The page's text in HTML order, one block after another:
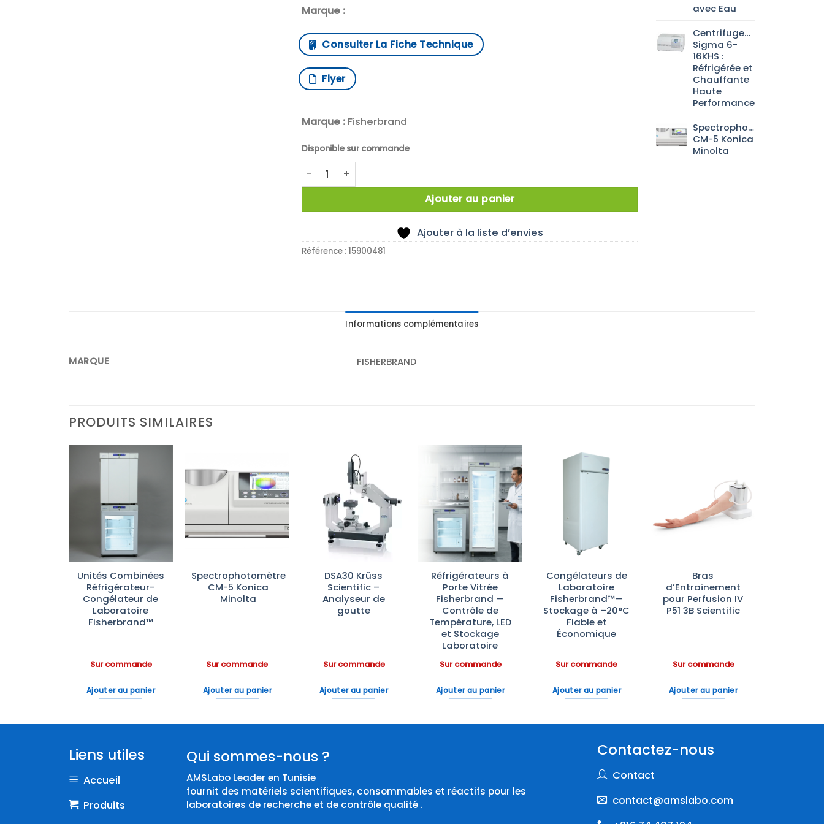
Marque :
Consulter La Fiche Technique
Flyer
Marque :Fisherbrand
Disponible sur commande
quantité de X100 Tubes 2 ml, billes d'oxyde de zirconium stabi
Ajouter au panier
Ajouter à la liste d’envies
Référence :15900481
avec Eau
Centrifugeuse
Sigma 6-
16KHS :
Réfrigérée et
Chauffante
Haute
Performance
Spectrophotomètre
CM-5 Konica
Minolta
Informations complémentaires
MARQUE FISHERBRAND
PRODUITS SIMILAIRES
Ajouter
à la liste
Unités Combinées
Réfrigérateur-
Congélateur de
Laboratoire
Fisherbrand™
Sur commande
Ajouter au panier
Ajouter
Spectrophotomètre
CM-5 Konica
Minolta
Sur commande
Ajouter au panier
Ajouter
à la liste
d’envies
DSA30 Krüss
Scientific –
Analyseur de
goutte
Sur commande
Ajouter au panier
Ajouter
à la liste
d’envies
Réfrigérateurs à
Porte Vitrée
Fisherbrand —
Contrôle de
Température, LED
et Stockage
Laboratoire
Sur commande
Ajouter au panier
Congélateurs de
Laboratoire
Fisherbrand™—
Stockage à –20°C
Fiable et
Économique
Sur commande
Ajouter au panier
Ajouter
à la liste
d’envies
Bras
d’Entraînement
pour Perfusion IV
P51 3B Scientific
Sur commande
Ajouter au panier
Liens utiles
Accueil
Produits
Qui sommes-nous ?
AMSLabo Leader en Tunisie
fournit des matériels scientifiques, consommables et réactifs pour les
laboratoires de recherche et de contrôle qualité .
Contactez-nous
Contact
contact@amslabo.com